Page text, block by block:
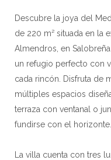
Descubre la joya del
de 220 m² situada en la
Almendros, en
un refugio perfecto con
cada rincón. Disfruta de
múltiples espacios
terraza con ventanal o
fundirse con el horizonte.
La villa cuenta con tres